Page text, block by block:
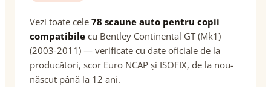
Vezi toate cele 78 scaune auto pentru copii
compatibile cu Bentley Continental GT (Mk1)
(2003-2011) — verificate cu date oficiale de la
producători, scor Euro NCAP și ISOFIX, de la nou-
născut până la 12 ani.